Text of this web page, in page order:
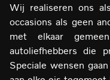
Wij realiseren ons
occasions als geen
met elkaar
autoliefhebbers die
Speciale wensen